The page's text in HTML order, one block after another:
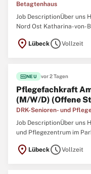
Betagtenhaus
Job DescriptionÜber uns
Nord Ost Katharina-von-
eröffneten Einrichtung
demenziell erkrankter
location_on LübeckscheduleVollzeit
fiber_newNEU vor 2 Tagen
Pflegefachkraft
(M/W/D) (Offene
DRK-Senioren- und
Job DescriptionÜber uns
und Pflegezentrum im
Wohnbereichen entsteht
strukturiertes
location_on LübeckscheduleVollzeit